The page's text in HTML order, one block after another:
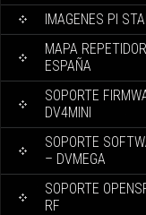
IMAGENES PI
MAPA
ESPAÑA
SOPORTE
DV4MINI
SOPORTE
– DVMEGA
SOPORTE
RF